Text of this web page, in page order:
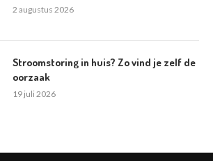
2 augustus 2026
Stroomstoring in huis? Zo vind je zelf de
oorzaak
19 juli 2026